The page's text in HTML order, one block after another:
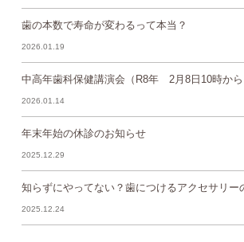
歯の本数で寿命が変わるって本当？
2026.01.19
中高年歯科保健講演会（R8年 2月8日10時から
2026.01.14
年末年始の休診のお知らせ
2025.12.29
知らずにやってない？歯につけるアクセサリー
2025.12.24